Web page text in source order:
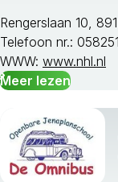
Rengerslaan 10,
Telefoon nr.:
WWW: www.nhl.nl
Meer lezen